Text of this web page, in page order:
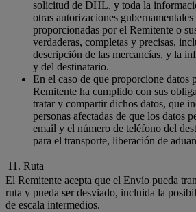
solicitud de DHL, y toda la
otras autorizaciones
proporcionadas por el Remitente o
verdaderas, completas y precisas,
descripción de las mercancías, y la
y del destinatario.
En el caso de que proporcione datos
Remitente ha cumplido con sus
tratar y compartir dichos datos, que
personas afectadas de que los datos
email y el número de teléfono del
para el transporte, liberación de
11. Ruta
El Remitente acepta que el Envío pueda
ruta y pueda ser desviado, incluida la
de escala intermedios.